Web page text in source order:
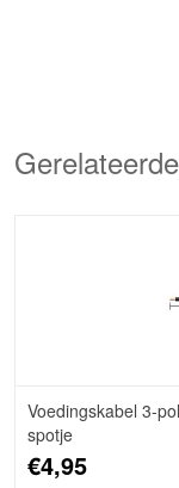
Voedingskabel 3-
spotje
€4,95